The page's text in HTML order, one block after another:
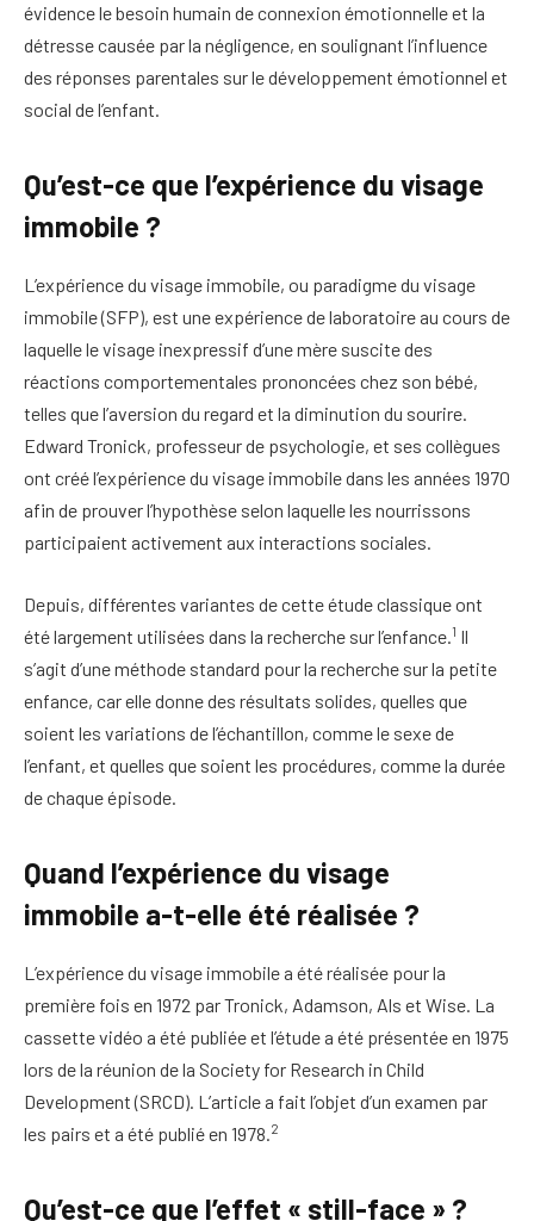
évidence le besoin humain de connexion émotionnelle et la
détresse causée par la négligence, en soulignant l’influence
des réponses parentales sur le développement émotionnel et
social de l’enfant.
Qu’est-ce que l’expérience du visage
immobile ?
L’expérience du visage immobile, ou paradigme du visage
immobile (SFP), est une expérience de laboratoire au cours de
laquelle le visage inexpressif d’une mère suscite des
réactions comportementales prononcées chez son bébé,
telles que l’aversion du regard et la diminution du sourire.
Edward Tronick, professeur de psychologie, et ses collègues
ont créé l’expérience du visage immobile dans les années 1970
afin de prouver l’hypothèse selon laquelle les nourrissons
participaient activement aux interactions sociales.
Depuis, différentes variantes de cette étude classique ont
été largement utilisées dans la recherche sur l’enfance. 1 Il
s’agit d’une méthode standard pour la recherche sur la petite
enfance, car elle donne des résultats solides, quelles que
soient les variations de l’échantillon, comme le sexe de
l’enfant, et quelles que soient les procédures, comme la durée
de chaque épisode.
Quand l’expérience du visage
immobile a-t-elle été réalisée ?
L’expérience du visage immobile a été réalisée pour la
première fois en 1972 par Tronick, Adamson, Als et Wise. La
cassette vidéo a été publiée et l’étude a été présentée en 1975
lors de la réunion de la Society for Research in Child
Development (SRCD). L’article a fait l’objet d’un examen par
les pairs et a été publié en 1978.2
Qu’est-ce que l’effet « still-face » ?